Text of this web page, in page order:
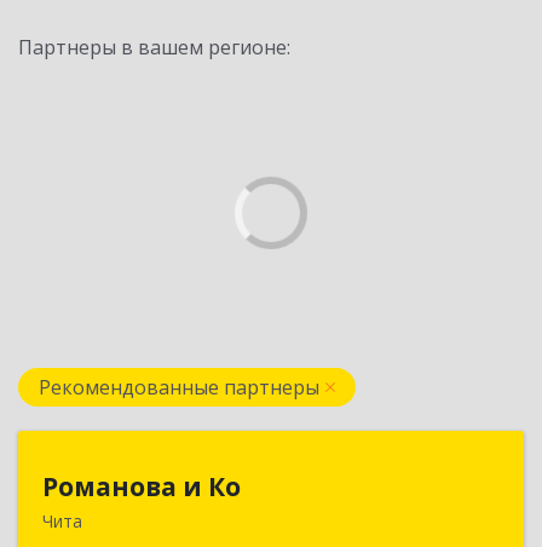
Партнеры в вашем регионе:
Рекомендованные партнеры
Романова и Ко
Чита672000, Забайкальский край, Чита г, Анохина